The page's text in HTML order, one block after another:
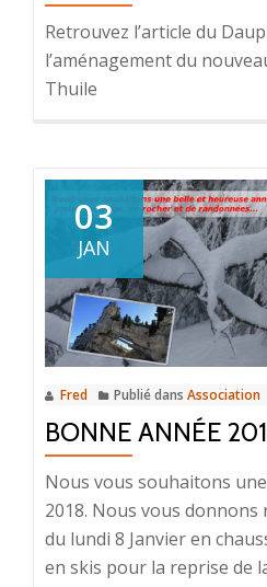
Retrouvez l’article du
l’aménagement du
Thuile
03
JAN
Fred Publié dans Association
BONNE ANNÉE
Nous vous souhaitons
2018. Nous vous
du lundi 8 Janvier en
en skis pour la reprise de